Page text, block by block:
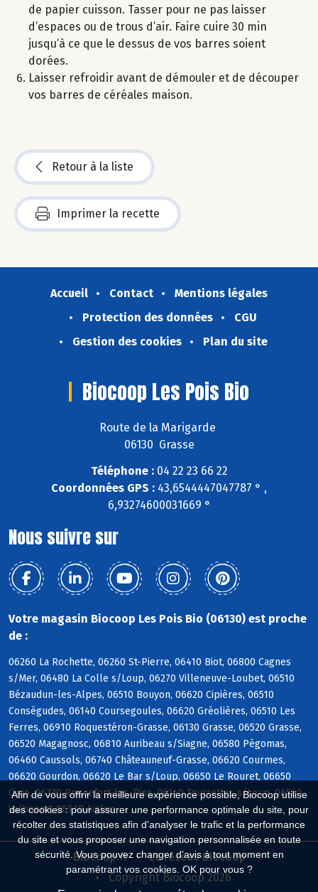
Afin de vous offrir la meilleure expérience possible, Biocoop utilise
des cookies : pour assurer une performance optimale du site, pour
récolter des statistiques afin d'analyser le trafic et la performance
du site et vous proposer une navigation personnalisée en toute
sécurité. Vous pouvez changer d'avis à tout moment en
paramétrant vos cookies. OK pour vous ?
de papier cuisson. Tasser pour ne pas laisser
d’espaces ou de trous d’air. Faire cuire 30 min
jusqu’à ce que le dessus de vos barres soient
dorées.
Laisser refroidir avant de démouler et de découper
vos barres de céréales maison.
Retour à la liste
Imprimer la recette
Accueil Contact
Mentions légales
Protection des données
CGU
Gestion des cookies
Plan du site
Biocoop Les Pois Bio
Route de la Marigarde
06130 Grasse
Téléphone :04 22 23 66 22
Coordonnées GPS : 43,6544447047787 ° ,
6,93274600031669 °
Nous suivre sur
Votre magasin Biocoop Les Pois Bio (06130) est proche
de :
06260 La Rochette, 06260 St-Pierre, 06410 Biot, 06800 Cagnes
s/Mer, 06480 La Colle s/Loup, 06270 Villeneuve-Loubet, 06510
Bézaudun-les-Alpes, 06510 Bouyon, 06620 Cipières, 06510
Conségudes, 06140 Coursegoules, 06620 Gréolières, 06510 Les
Ferres, 06910 Roquestéron-Grasse, 06130 Grasse, 06520 Grasse,
06520 Magagnosc, 06810 Auribeau s/Siagne, 06580 Pégomas,
06460 Caussols, 06740 Châteauneuf-Grasse, 06620 Courmes,
06620 Gourdon, 06620 Le Bar s/Loup, 06650 Le Rouret, 06650
Opio, 06330 Roquefort-les-Pins, 06140 Tourrettes s/Loup, 06560
Valbonne, 06910 Aiglun
Biocoop.fr
Le réseau Biocoop
Copyright Biocoop 2026